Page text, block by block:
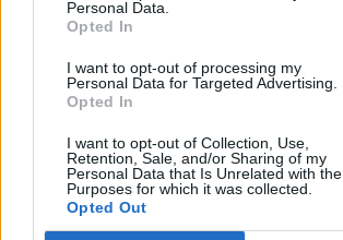
Personal Data.
Opted In
I want to opt-out of processing my
Personal Data for Targeted Advertising.
Opted In
I want to opt-out of Collection, Use,
Retention, Sale, and/or Sharing of my
Personal Data that Is Unrelated with the
Purposes for which it was collected.
Opted Out
Folytatódik a Kultúr Suli